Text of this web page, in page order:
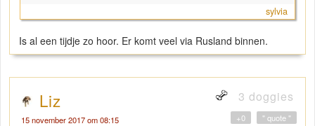
sylvia
Is al een tijdje zo hoor. Er komt veel via Rusland binnen.
Liz 3 doggies
15 november 2017 om 08:15 " quote "
+0